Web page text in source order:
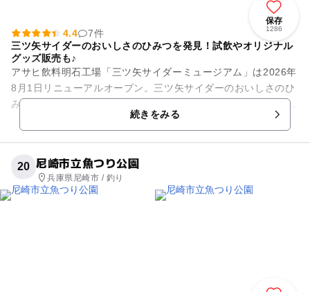
保存
1286
4.4
7件
三ツ矢サイダーのおいしさのひみつを発見！試飲やオリジナル
グッズ販売も♪
アサヒ飲料明石工場「三ツ矢サイダーミュージアム」は2026年
8月1日リニューアルオープン。三ツ矢サイダーのおいしさのひ
みつ”を体感できる工場見学施設です。 1階では、三ツ矢サイダ
続きをみる
20 尼崎市立魚つり公園
兵庫県尼崎市 / 釣り